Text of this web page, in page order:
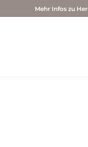
Mehr Infos zu